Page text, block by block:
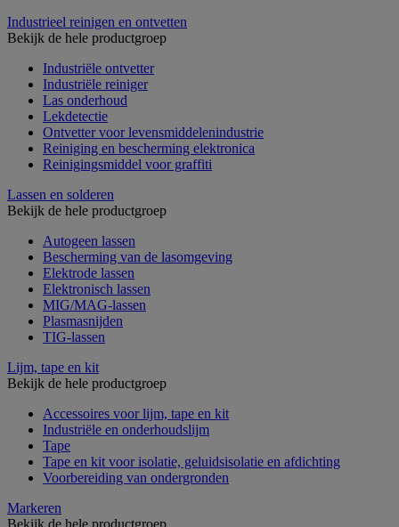
Industrieel reinigen en ontvetten
Bekijk de hele productgroep
Industriële ontvetter
Industriële reiniger
Las onderhoud
Lekdetectie
Ontvetter voor levensmiddelenindustrie
Reiniging en bescherming elektronica
Reinigingsmiddel voor graffiti
Lassen en solderen
Bekijk de hele productgroep
Autogeen lassen
Bescherming van de lasomgeving
Elektrode lassen
Elektronisch lassen
MIG/MAG-lassen
Plasmasnijden
TIG-lassen
Lijm, tape en kit
Bekijk de hele productgroep
Accessoires voor lijm, tape en kit
Industriële en onderhoudslijm
Tape
Tape en kit voor isolatie, geluidsisolatie en afdichting
Voorbereiding van ondergronden
Markeren
Bekijk de hele productgroep